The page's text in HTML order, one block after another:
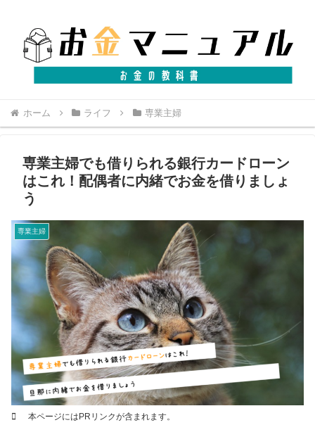
ホーム ライフ 専業主婦
専業主婦でも借りられる銀行カードローン
はこれ！配偶者に内緒でお金を借りましょ
う
本ページにはPRリンクが含まれます。
専業主婦